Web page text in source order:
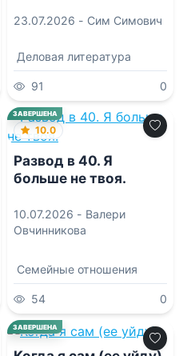
23.07.2026 - Сим Симович
Деловая литература
91 0
ЗАВЕРШЕНА
10.0
Развод в 40. Я
больше не твоя.
10.07.2026 - Валери
Овчинникова
Семейные отношения
54 0
ЗАВЕРШЕНА
0.0